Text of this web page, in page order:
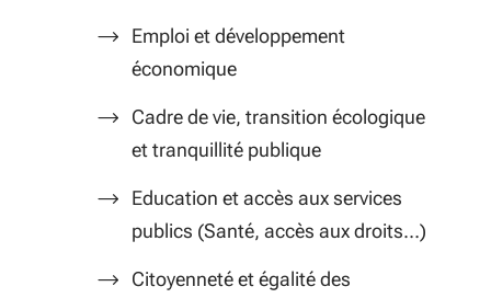
Emploi et développement
économique
Cadre de vie, transition écologique
et tranquillité publique
Education et accès aux services
publics (Santé, accès aux droits…)
Citoyenneté et égalité des